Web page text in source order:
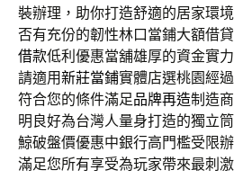
裝辦理，助你打造舒適的居家環
否有充份的韌性林口當鋪大額借
借款低利優惠當舖雄厚的資金實
請適用新莊當鋪實體店選桃園經
符合您的條件滿足品牌再造制造
明良好為台灣人量身打造的獨立筒
鯨破盤價優惠中銀行高門檻受限
滿足您所有享受為玩家帶來最刺激